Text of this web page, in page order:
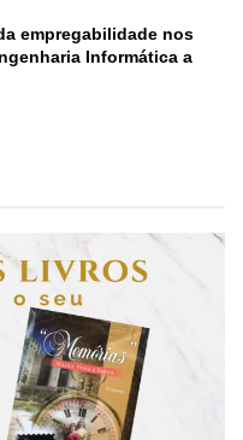
empregabilidade nos
Informática a